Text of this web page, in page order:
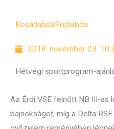
KosárlabdaRöplabda
2018. november 23.
Hétvégi sportprogram-
Az Érdi VSE felnőtt NB III-as
bajnokságot, míg a Delta